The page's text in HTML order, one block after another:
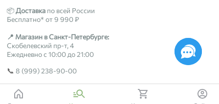
📦Доставка по всей России
Бесплатно* от 9 990 ₽
📍 Магазин в Санкт-Петербурге:
Скобелевский пр-т, 4
Ежедневно с 10:00 до 21:00
📞 8 (999) 238-90-00
2018-2026 © kmf78.ru